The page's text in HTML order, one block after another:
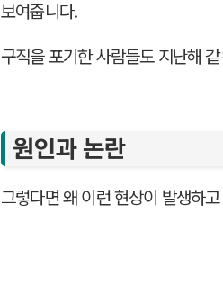
보여줍니다.
구직을 포기한 사람들도 지난해
원인과 논란
그렇다면 왜 이런 현상이 발생하